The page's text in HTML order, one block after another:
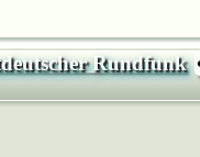
Rundfunk